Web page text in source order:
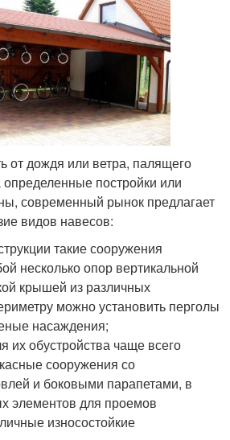
от дождя или ветра, палящего
постройки или
современный рынок предлагает
видов навесов:
такие сооружения
несколько опор вертикальной
крышей из различных
можно установить перголы
насаждения;
их обустройства чаще всего
сооружения со
и боковыми парапетами, в
элементов для проемов
износостойкие